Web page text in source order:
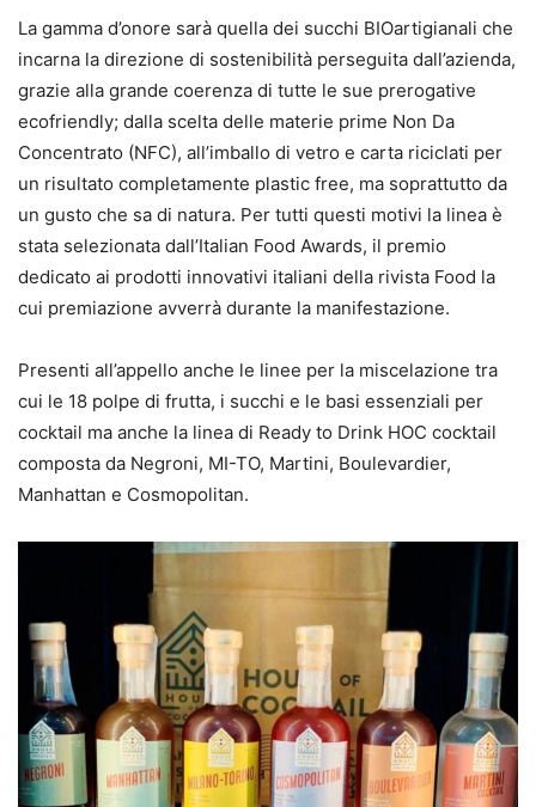
La gamma d’onore sarà quella dei succhi BIOartigianali che
incarna la direzione di sostenibilità perseguita dall’azienda,
grazie alla grande coerenza di tutte le sue prerogative
ecofriendly; dalla scelta delle materie prime Non Da
Concentrato (NFC), all’imballo di vetro e carta riciclati per
un risultato completamente plastic free, ma soprattutto da
un gusto che sa di natura. Per tutti questi motivi la linea è
stata selezionata dall’Italian Food Awards, il premio
dedicato ai prodotti innovativi italiani della rivista Food la
cui premiazione avverrà durante la manifestazione.
Presenti all’appello anche le linee per la miscelazione tra
cui le 18 polpe di frutta, i succhi e le basi essenziali per
cocktail ma anche la linea di Ready to Drink HOC cocktail
composta da Negroni, MI-TO, Martini, Boulevardier,
Manhattan e Cosmopolitan.